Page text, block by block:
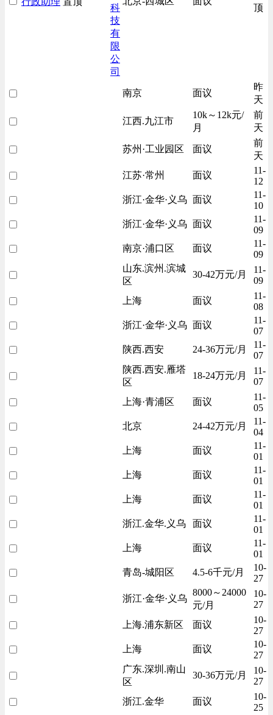
科
技
有
限
公
司
顶
南京 面议
昨
天
江西.九江市
10k～12k元/
月
前
天
苏州·工业园区 面议
前
天
江苏·常州
面议
11-
12
浙江·金华·义乌 面议
11-
10
浙江·金华·义乌 面议
11-
09
南京·浦口区
面议
11-
09
山东.滨州.滨城
区
30-42万元/月
11-
09
上海
面议
11-
08
浙江·金华·义乌 面议
11-
07
陕西.西安
24-36万元/月
11-
07
陕西.西安.雁塔
区
18-24万元/月
11-
07
上海·青浦区
面议
11-
05
北京
24-42万元/月
11-
04
上海
面议
11-
01
上海
面议
11-
01
上海
面议
11-
01
浙江.金华.义乌
面议
11-
01
上海
面议
11-
01
青岛-城阳区
4.5-6千元/月
10-
27
浙江·金华·义乌
8000～24000
元/月
10-
27
上海.浦东新区
面议
10-
27
上海
面议
10-
27
广东.深圳.南山
区
30-36万元/月
10-
27
浙江.金华
面议
10-
25